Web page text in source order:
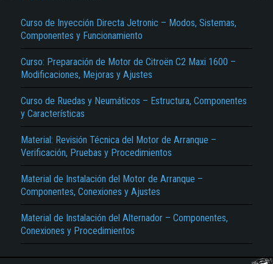
Curso de Inyección Directa Jetronic – Modos, Sistemas,
Componentes y Funcionamiento
Curso: Preparación de Motor de Citroën C2 Maxi 1600 –
Modificaciones, Mejoras y Ajustes
Curso de Ruedas y Neumáticos – Estructura, Componentes
y Características
Material: Revisión Técnica del Motor de Arranque –
Verificación, Pruebas y Procedimientos
Material de Instalación del Motor de Arranque –
Componentes, Conexiones y Ajustes
Material de Instalación del Alternador – Componentes,
Conexiones y Procedimientos